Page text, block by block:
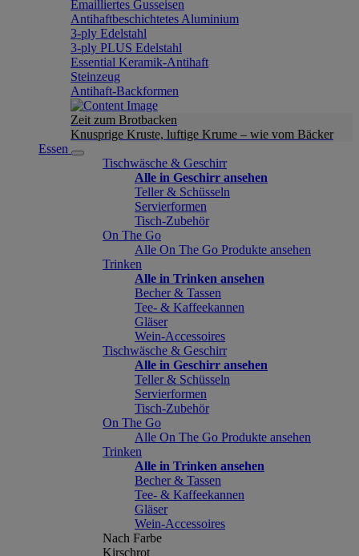
Emailliertes Gusseisen
Antihaftbeschichtetes Aluminium
3-ply Edelstahl
3-ply PLUS Edelstahl
Essential Keramik-Antihaft
Steinzeug
Antihaft-Backformen
Zeit zum Brotbacken
Knusprige Kruste, luftige Krume – wie vom Bäcker
Essen
Tischwäsche & Geschirr
Alle in Geschirr ansehen
Teller & Schüsseln
Servierformen
Tisch-Zubehör
On The Go
Alle On The Go Produkte ansehen
Trinken
Alle in Trinken ansehen
Becher & Tassen
Tee- & Kaffeekannen
Gläser
Wein-Accessoires
Tischwäsche & Geschirr
Alle in Geschirr ansehen
Teller & Schüsseln
Servierformen
Tisch-Zubehör
On The Go
Alle On The Go Produkte ansehen
Trinken
Alle in Trinken ansehen
Becher & Tassen
Tee- & Kaffeekannen
Gläser
Wein-Accessoires
Nach Farbe
Kirschrot